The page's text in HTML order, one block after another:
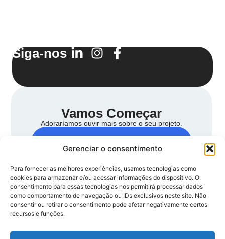
Gerenciar o consentimento
Para fornecer as melhores experiências, usamos tecnologias como
cookies para armazenar e/ou acessar informações do dispositivo. O
consentimento para essas tecnologias nos permitirá processar dados
como comportamento de navegação ou IDs exclusivos neste site. Não
consentir ou retirar o consentimento pode afetar negativamente certos
recursos e funções.
+55 41 3798-2733
Alameda Dr. Carlos de Carvalho, 655, lj 13 - Centro,
Curitiba - PR, 80430-180
Siga-nos
Vamos Começar
Adoraríamos ouvir mais sobre o seu projeto.